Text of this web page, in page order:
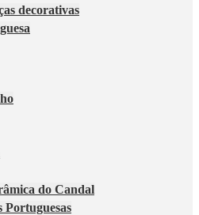
decorativas
do Candal
Portuguesas